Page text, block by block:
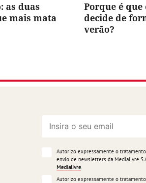
as duas
mais mata
Porque é que
decide de
verão?
Autorizo expressamente o
envio de newsletters da Medialivre
Medialivre
Autorizo expressamente o